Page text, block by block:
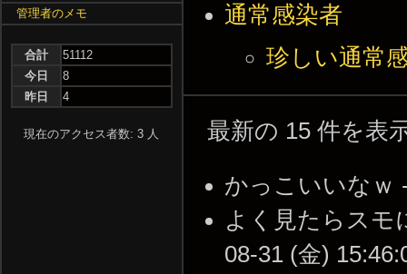
通常感染者
珍しい通常
最新の 15 件を表
かっこいいなｗ
よく見たらスモ
08-31 (金)
管理者のメモ
合計
51112
今日
8
昨日
4
現在のアクセス者数: 3 人